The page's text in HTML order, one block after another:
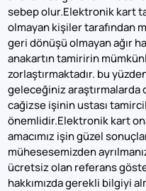
sebep olur.Elektronik kart
olmayan kişiler tarafından
geri dönüşü olmayan ağır
anakartın tamiririn
zorlaştırmaktadır. bu
geleceğiniz
cağizse işinin ustası
önemlidir.Elektronik kart
amacımız işin güzel
mühesesemizden
ücretsiz olan referans
hakkımızda gerekli bilgiyi